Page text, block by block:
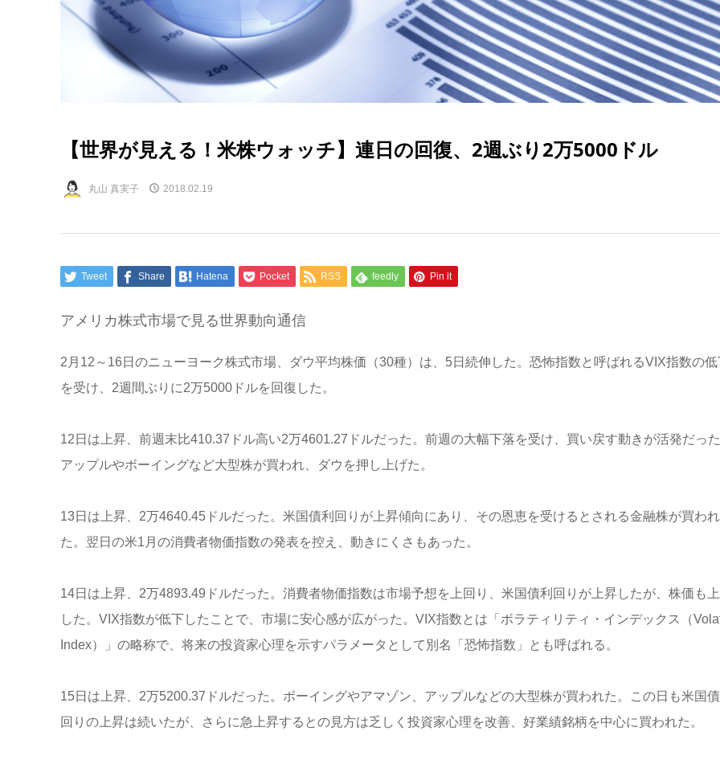
【世界が見える！米株ウォッチ】連日の回復、2週ぶり2万5000ドル
丸山 真実子 2018.02.19
Tweet Share Hatena Pocket RSS feedly Pin it
アメリカ株式市場で見る世界動向通信
2月12～16日のニューヨーク株式市場、ダウ平均株価（30種）は、5日続伸した。恐怖指数と呼ばれるVIX指数の低
を受け、2週間ぶりに2万5000ドルを回復した。
12日は上昇、前週末比410.37ドル高い2万4601.27ドルだった。前週の大幅下落を受け、買い戻す動きが活発だっ
アップルやボーイングなど大型株が買われ、ダウを押し上げた。
13日は上昇、2万4640.45ドルだった。米国債利回りが上昇傾向にあり、その恩恵を受けるとされる金融株が買われ
た。翌日の米1月の消費者物価指数の発表を控え、動きにくさもあった。
14日は上昇、2万4893.49ドルだった。消費者物価指数は市場予想を上回り、米国債利回りが上昇したが、株価も
した。VIX指数が低下したことで、市場に安心感が広がった。VIX指数とは「ボラティリティ・インデックス（
Index）」の略称で、将来の投資家心理を示すパラメータとして別名「恐怖指数」とも呼ばれる。
15日は上昇、2万5200.37ドルだった。ボーイングやアマゾン、アップルなどの大型株が買われた。この日も米国
回りの上昇は続いたが、さらに急上昇するとの見方は乏しく投資家心理を改善、好業績銘柄を中心に買われた。